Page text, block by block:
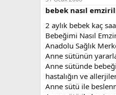
l
a
t
a
n
a
r
i
h
i
bebek nasıl
2 aylık bebek kaç
Bebeğimi Nasıl
Anadolu Sağlık
Anne sütünün
Anne sütünde
hastalığın ve
Anne sütü ile